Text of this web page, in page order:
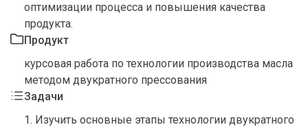
оптимизации процесса и повышения качества
продукта.
Продукт
курсовая работа по технологии производства масла
методом двукратного прессования
Задачи
1. Изучить основные этапы технологии двукратного